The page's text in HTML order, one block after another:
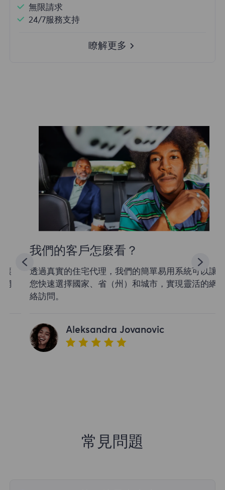
無限請求
24/7服務支持
瞭解更多
我們的客戶怎麼看？
透過真實的住宅代理，我們的簡單易用系統可以讓
您快速選擇國家、省（州）和城市，實現靈活的網
絡訪問。
Aleksandra Jovanovic
常見問題